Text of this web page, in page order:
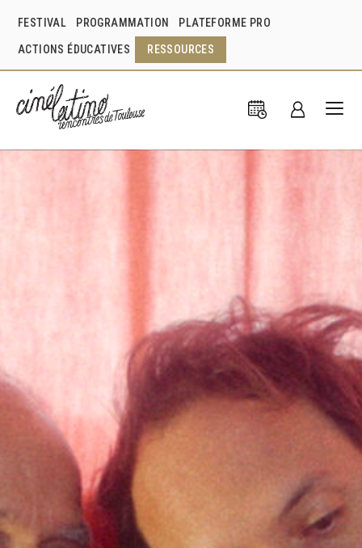
FESTIVAL PROGRAMMATION PLATEFORME PRO
ACTIONS ÉDUCATIVES RESSOURCES